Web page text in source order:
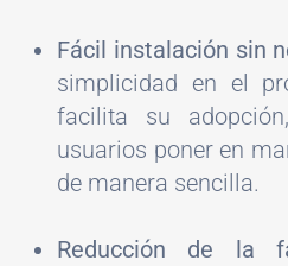
Fácil instalación sin
simplicidad en el
facilita su
usuarios poner en
de manera sencilla.
Reducción de la